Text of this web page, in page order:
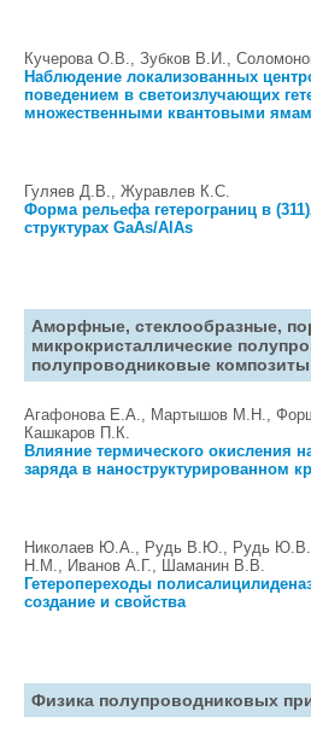
Кучерова О.В., Зубков В.И.,
Наблюдение локализованных
поведением в светоизлучающих
множественными квантовыми
Гуляев Д.В., Журавлев К.С.
Форма рельефа гетерограниц в
структурах GaAs/AlAs
Аморфные, стеклообразные,
микрокристаллические
полупроводниковые композиты
Агафонова Е.А., Мартышов М.Н.,
Кашкаров П.К.
Влияние термического окисления
заряда в наноструктурированном
Николаев Ю.А., Рудь В.Ю., Рудь Ю.В.,
Н.М., Иванов А.Г., Шаманин В.В.
Гетеропереходы
создание и свойства
Физика полупроводниковых